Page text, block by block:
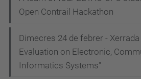
Open Contrail Hackathon
Dimecres 24 de febrer -
Evaluation on Electronic,
Informatics Systems"